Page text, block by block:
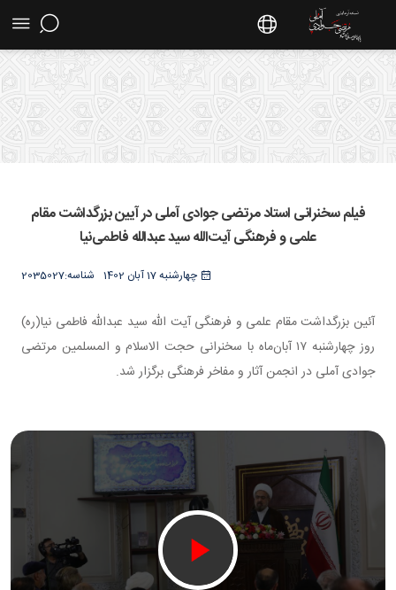
بزرگداشت مقام علمی و فرهنگی آیت‌الله سید
عبدالله فاطمی‌نیا - سایت استاد مرتضی جوادی
فیلم سخنرانی استاد مرتضی جوادی آملی در آیین بزرگداشت مقام
علمی و فرهنگی آیت‌الله سید عبدالله فاطمی‌نیا
چهارشنبه 17 آبان 1402 2035027شناسه:
​​​​​​​آئین بزرگداشت مقام علمی و فرهنگی آیت الله سید عبدالله فاطمی نیا(ره)
روز چهارشنبه ۱۷ آبان‌ماه با سخنرانی حجت الاسلام و المسلمین مرتضی
جوادی آملی در انجمن آثار و مفاخر فرهنگی برگزار شد.